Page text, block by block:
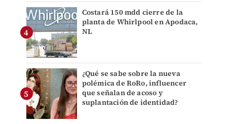
Costará 150 mdd cierre de la
planta de Whirlpool en Apodaca,
NL
¿Qué se sabe sobre la nueva
polémica de RoRo, influencer
que señalan de acoso y
suplantación de identidad?